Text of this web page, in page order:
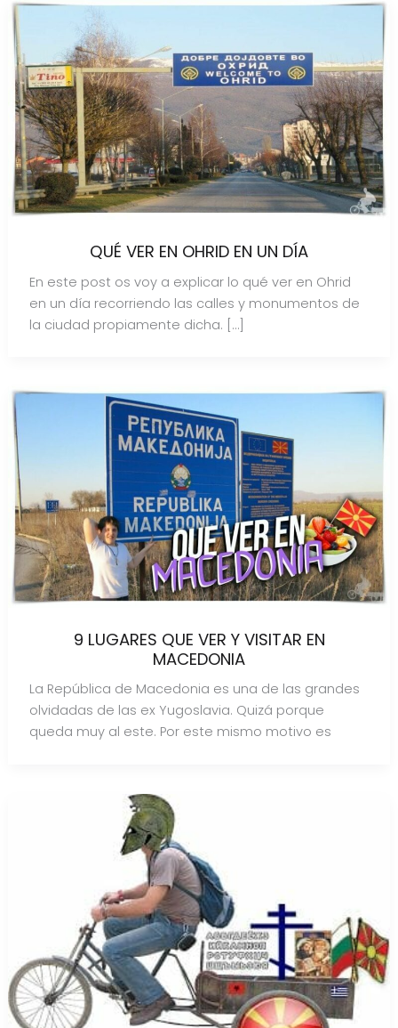
QUÉ VER EN OHRID EN UN DÍA
En este post os voy a explicar lo qué ver en Ohrid
en un día recorriendo las calles y monumentos de
la ciudad propiamente dicha. […]
9 LUGARES QUE VER Y VISITAR EN
MACEDONIA
La República de Macedonia es una de las grandes
olvidadas de las ex Yugoslavia. Quizá porque
queda muy al este. Por este mismo motivo es